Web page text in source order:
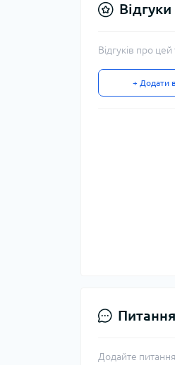
Відгуки
Відгуків про
+ Додати
Питання
Додайте